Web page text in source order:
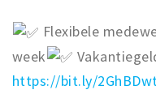
Flexibele
week
https://bit.ly/